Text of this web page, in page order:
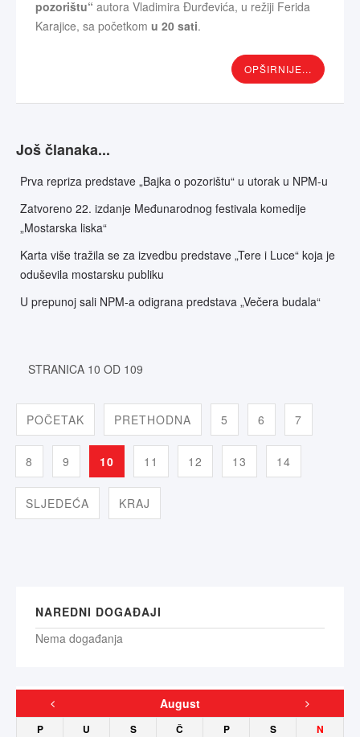
pozorištu“ autora Vladimira Đurđevića, u režiji Ferida
Karajice, sa početkom u 20 sati.
OPŠIRNIJE...
Još članaka...
Prva repriza predstave „Bajka o pozorištu“ u utorak u NPM-u
Zatvoreno 22. izdanje Međunarodnog festivala komedije
„Mostarska liska“
Karta više tražila se za izvedbu predstave „Tere i Luce“ koja je
oduševila mostarsku publiku
U prepunoj sali NPM-a odigrana predstava „Večera budala“
STRANICA 10 OD 109
POČETAK PRETHODNA 5 6 7
8 9 10 11 12 13 14
SLJEDEĆA KRAJ
NAREDNI DOGAĐAJI
Nema događanja
August
P U S Č P S N